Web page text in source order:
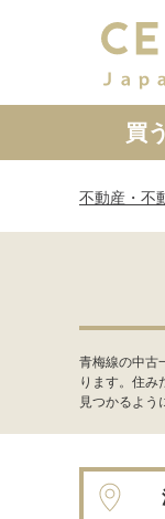
買う
不動産・不
青梅線の中古
ります。住み
見つかるよう